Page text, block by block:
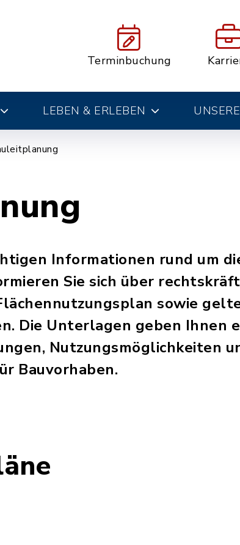
Terminbuchung
LEBEN & ERLEBEN
Informationen rund um
Sie sich über
sowie
Die Unterlagen geben Ihnen
Nutzungsmöglichkeiten
Bauvorhaben.